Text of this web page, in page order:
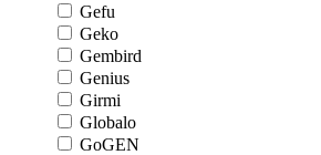
Gefu
Geko
Gembird
Genius
Girmi
Globalo
GoGEN